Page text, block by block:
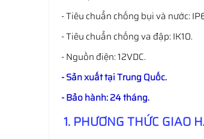
- Tiêu chuẩn chống bụi và nước:
- Tiêu chuẩn chống va đập: IK10.
- Nguồn điện: 12VDC.
- Sản xuất tại Trung Quốc.
- Bảo hành: 24 tháng.
1. PHƯƠNG THỨC GIAO